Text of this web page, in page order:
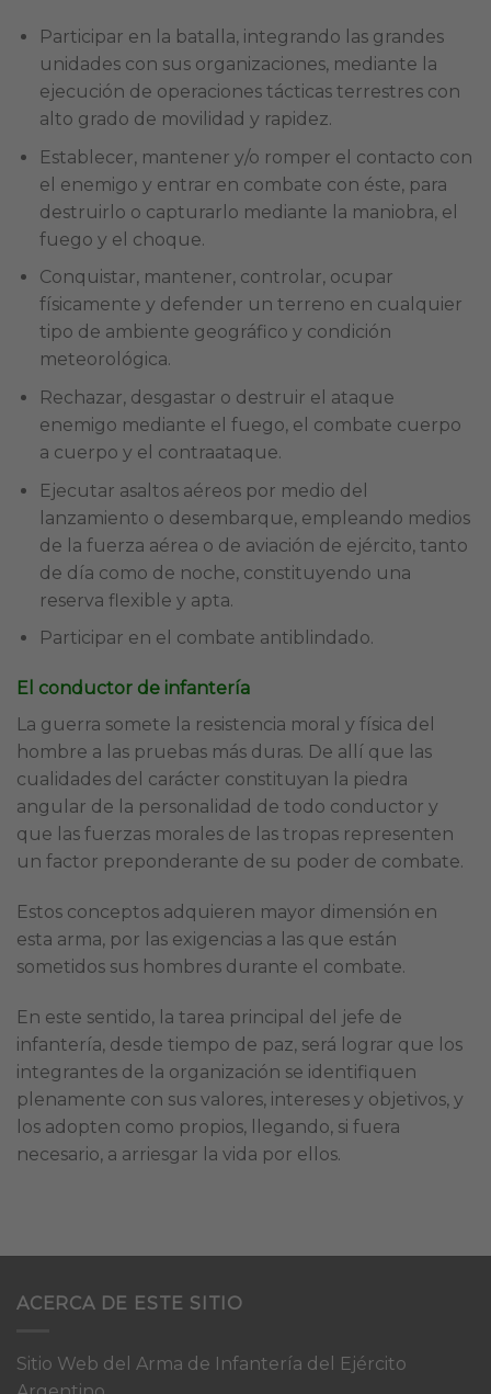
Participar en la batalla, integrando las grandes
unidades con sus organizaciones, mediante la
ejecución de operaciones tácticas terrestres con
alto grado de movilidad y rapidez.
Establecer, mantener y/o romper el contacto con
el enemigo y entrar en combate con éste, para
destruirlo o capturarlo mediante la maniobra, el
fuego y el choque.
Conquistar, mantener, controlar, ocupar
físicamente y defender un terreno en cualquier
tipo de ambiente geográfico y condición
meteorológica.
Rechazar, desgastar o destruir el ataque
enemigo mediante el fuego, el combate cuerpo
a cuerpo y el contraataque.
Ejecutar asaltos aéreos por medio del
lanzamiento o desembarque, empleando medios
de la fuerza aérea o de aviación de ejército, tanto
de día como de noche, constituyendo una
reserva flexible y apta.
Participar en el combate antiblindado.
El conductor de infantería
La guerra somete la resistencia moral y física del
hombre a las pruebas más duras. De allí que las
cualidades del carácter constituyan la piedra
angular de la personalidad de todo conductor y
que las fuerzas morales de las tropas representen
un factor preponderante de su poder de combate.
Estos conceptos adquieren mayor dimensión en
esta arma, por las exigencias a las que están
sometidos sus hombres durante el combate.
En este sentido, la tarea principal del jefe de
infantería, desde tiempo de paz, será lograr que los
integrantes de la organización se identifiquen
plenamente con sus valores, intereses y objetivos, y
los adopten como propios, llegando, si fuera
necesario, a arriesgar la vida por ellos.
ACERCA DE ESTE SITIO
Sitio Web del Arma de Infantería del Ejército